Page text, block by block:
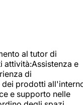
al tutor di
attività:Assistenza e
di
dei prodotti
e supporto nelle